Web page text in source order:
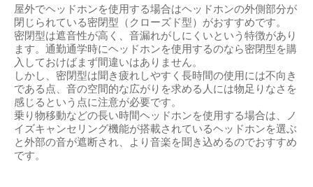
屋外でヘッドホンを使用する場合はヘッドホンの外側部分が
閉じられている密閉型（クローズド型）がおすすめです。
密閉型は遮音性が高く、音漏れがしにくいという特徴があり
ます。通勤通学時にヘッドホンを使用するのなら密閉型を購
入しておけばまず間違いはありません。
しかし、密閉型は聞き疲れしやすく長時間の使用には不向き
である点、音の空間的な広がりを求める人には物足りなさを
感じるという点に注意が必要です。
乗り物移動などの長い時間ヘッドホンを使用する場合は、ノ
イズキャンセリング機能が搭載されているヘッドホンを選ぶ
と外部の音が遮断され、より音楽を聞き込めるのでおすすめ
です。